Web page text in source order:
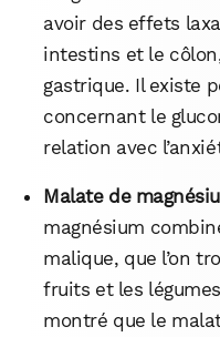
avoir des effets
intestins et le
gastrique. Il existe
concernant le
relation avec
Malate de
magnésium
malique, que l’on
fruits et les
montré que le